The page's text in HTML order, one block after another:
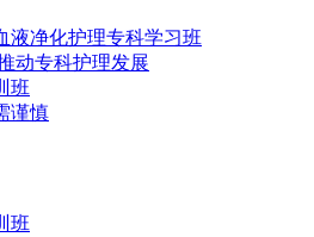
液净化护理专科学习班
动专科护理发展
班
谨慎
班